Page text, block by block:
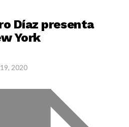
Díaz presenta
York
2020